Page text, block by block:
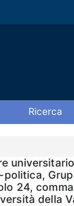
Ricerca
24,
della